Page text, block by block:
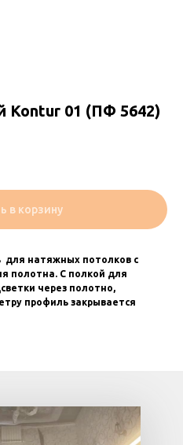
Kontur 01 (ПФ 5642)
в корзину
для натяжных потолков с
полотна. С полкой для
через полотно,
профиль закрывается